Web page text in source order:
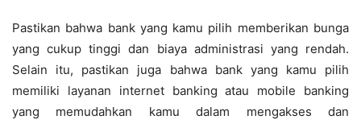
Pastikan bahwa bank yang kamu pilih memberikan bunga
yang cukup tinggi dan biaya administrasi yang rendah.
Selain itu, pastikan juga bahwa bank yang kamu pilih
memiliki layanan internet banking atau mobile banking
yang memudahkan kamu dalam mengakses dan